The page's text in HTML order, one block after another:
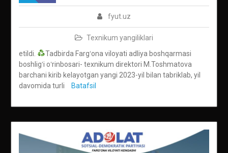
fyut.uz
Texnikum yangiliklari
etildi.
Tadbirda Fargʻona viloyati adliya boshqarmasi
boshligʻi oʻrinbosari- texnikum direktori M.Toshmatova
barchani kirib kelayotgan yangi 2023-yil bilan tabriklab, yil
davomida turli
Batafsil